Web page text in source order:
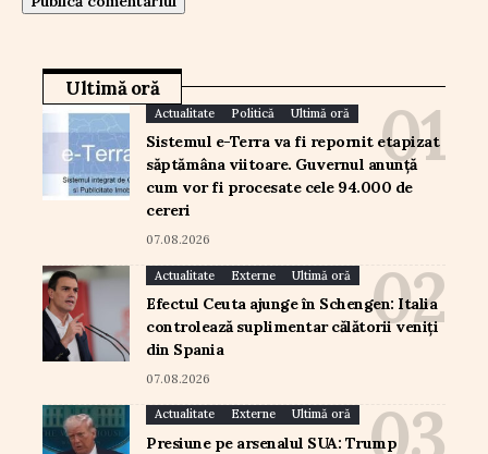
Ultimă oră
Actualitate Politică Ultimă oră
Sistemul e-Terra va fi repornit etapizat
săptămâna viitoare. Guvernul anunță
cum vor fi procesate cele 94.000 de
cereri
07.08.2026
Actualitate Externe Ultimă oră
Efectul Ceuta ajunge în Schengen: Italia
controlează suplimentar călătorii veniți
din Spania
07.08.2026
Actualitate Externe Ultimă oră
Presiune pe arsenalul SUA: Trump